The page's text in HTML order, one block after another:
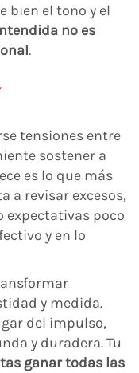
bien el tono y el
no es
.
tensiones entre
sostener a
es lo que más
a revisar excesos,
expectativas poco
y en lo
y medida.
del impulso,
y duradera. Tu
ganar todas las